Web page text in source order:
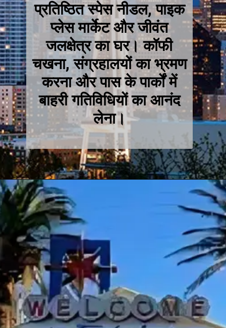
प्रतिष्ठित स्पेस नीडल, पाइक
प्लेस मार्केट और जीवंत
जलक्षेत्र का घर। कॉफी
चखना, संग्रहालयों का भ्रमण
करना और पास के पार्कों में
बाहरी गतिविधियों का आनंद
लेना।